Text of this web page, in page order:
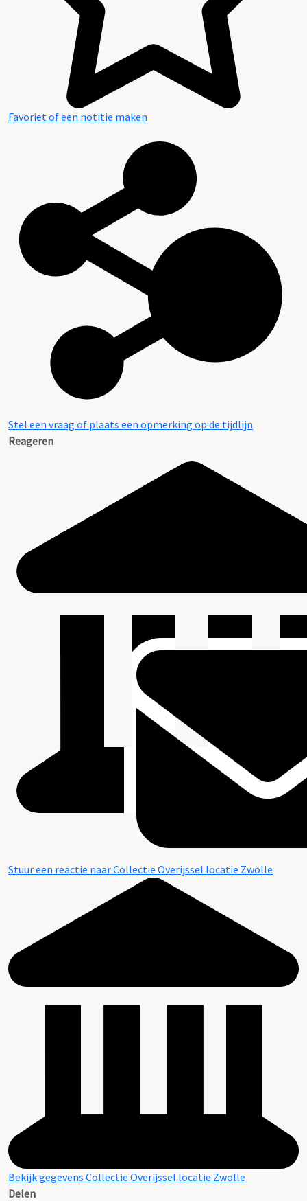
Favoriet of een notitie maken
Stel een vraag of plaats een opmerking op de tijdlijn
Reageren
Stuur een reactie naar Collectie Overijssel locatie Zwolle
Bekijk gegevens Collectie Overijssel locatie Zwolle
Delen